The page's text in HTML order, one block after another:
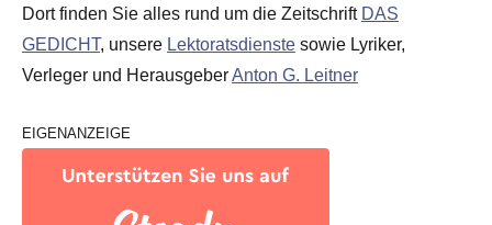
Dort finden Sie alles rund um die Zeitschrift DAS
GEDICHT, unsere Lektoratsdienste sowie Lyriker,
Verleger und HerausgeberAnton G. Leitner
EIGENANZEIGE